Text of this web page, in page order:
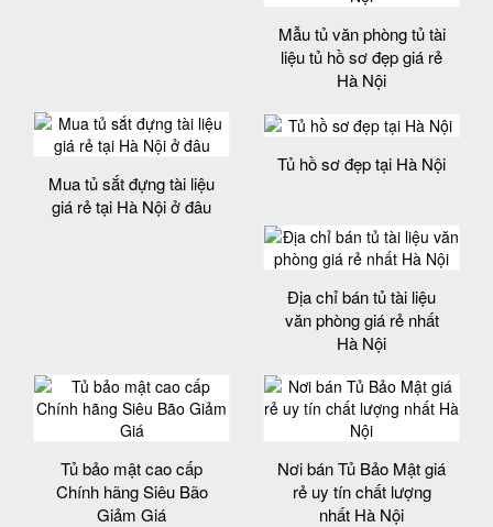
Mẫu tủ văn phòng tủ tài
liệu tủ hồ sơ đẹp giá rẻ
Hà Nội
Mua tủ sắt đựng tài liệu
giá rẻ tại Hà Nội ở đâu
Tủ hồ sơ đẹp tại Hà Nội
Địa chỉ bán tủ tài liệu
văn phòng giá rẻ nhất
Hà Nội
Tủ bảo mật cao cấp
Chính hãng Siêu Bão
Giảm Giá
Nơi bán Tủ Bảo Mật giá
rẻ uy tín chất lượng
nhất Hà Nội